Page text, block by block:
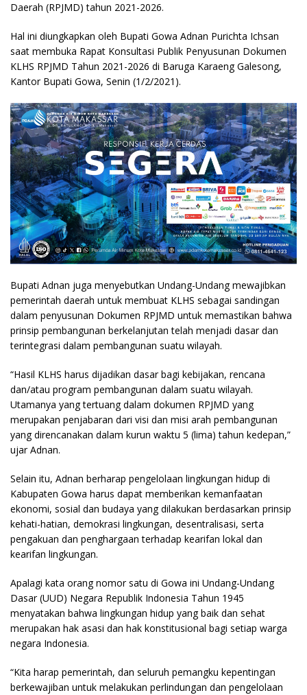
Daerah (RPJMD) tahun 2021-2026.
Hal ini diungkapkan oleh Bupati Gowa Adnan Purichta Ichsan
saat membuka Rapat Konsultasi Publik Penyusunan Dokumen
KLHS RPJMD Tahun 2021-2026 di Baruga Karaeng Galesong,
Kantor Bupati Gowa, Senin (1/2/2021).
Bupati Adnan juga menyebutkan Undang-Undang mewajibkan
pemerintah daerah untuk membuat KLHS sebagai sandingan
dalam penyusunan Dokumen RPJMD untuk memastikan bahwa
prinsip pembangunan berkelanjutan telah menjadi dasar dan
terintegrasi dalam pembangunan suatu wilayah.
“Hasil KLHS harus dijadikan dasar bagi kebijakan, rencana
dan/atau program pembangunan dalam suatu wilayah.
Utamanya yang tertuang dalam dokumen RPJMD yang
merupakan penjabaran dari visi dan misi arah pembangunan
yang direncanakan dalam kurun waktu 5 (lima) tahun kedepan,”
ujar Adnan.
Selain itu, Adnan berharap pengelolaan lingkungan hidup di
Kabupaten Gowa harus dapat memberikan kemanfaatan
ekonomi, sosial dan budaya yang dilakukan berdasarkan prinsip
kehati-hatian, demokrasi lingkungan, desentralisasi, serta
pengakuan dan penghargaan terhadap kearifan lokal dan
kearifan lingkungan.
Apalagi kata orang nomor satu di Gowa ini Undang-Undang
Dasar (UUD) Negara Republik Indonesia Tahun 1945
menyatakan bahwa lingkungan hidup yang baik dan sehat
merupakan hak asasi dan hak konstitusional bagi setiap warga
negara Indonesia.
“Kita harap pemerintah, dan seluruh pemangku kepentingan
berkewajiban untuk melakukan perlindungan dan pengelolaan